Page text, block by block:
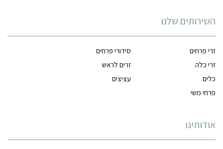
השירותים שלנו
זרי פרחים
סידורי פרחים
זרי כלה
זרים לראש
כלים
עציצים
פרחי משי
אודותינו